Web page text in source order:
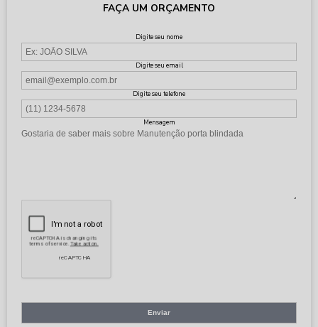
FAÇA UM ORÇAMENTO
Digite seu nome
Digite seu email
Digite seu telefone
Mensagem